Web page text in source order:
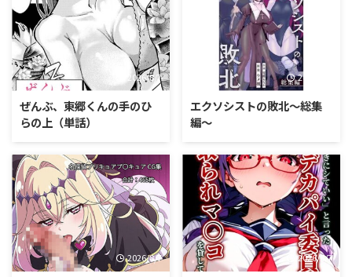
2026/8/7
ぜんぶ、東郷くんの手のひ
らの上（単話）
2026/8/7
エクソシストの敗北〜総集
編〜
2026/8/7 2026/8/7